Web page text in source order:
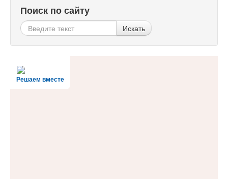
Поиск по сайту
Искать
Решаем вместе